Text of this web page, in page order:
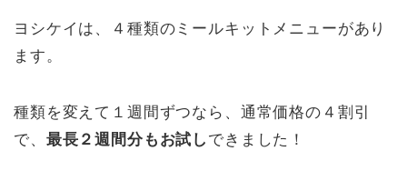
ヨシケイは、４種類のミールキットメニューがあり
ます。
種類を変えて１週間ずつなら、通常価格の４割引
で、 最長２週間分もお試し できました！